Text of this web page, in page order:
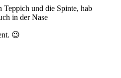
Teppich und die Spinte, hab
in der Nase
😉